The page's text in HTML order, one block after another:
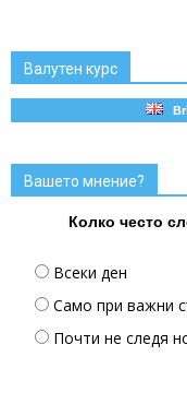
Валутен курс
Вашето мнение?
Колко често
Всеки ден
Само при важни
Почти не следя